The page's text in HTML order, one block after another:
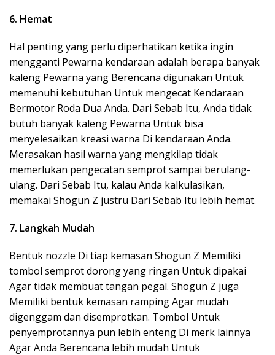
6. Hemat
Hal penting yang perlu diperhatikan ketika ingin
mengganti Pewarna kendaraan adalah berapa banyak
kaleng Pewarna yang Berencana digunakan Untuk
memenuhi kebutuhan Untuk mengecat Kendaraan
Bermotor Roda Dua Anda. Dari Sebab Itu, Anda tidak
butuh banyak kaleng Pewarna Untuk bisa
menyelesaikan kreasi warna Di kendaraan Anda.
Merasakan hasil warna yang mengkilap tidak
memerlukan pengecatan semprot sampai berulang-
ulang. Dari Sebab Itu, kalau Anda kalkulasikan,
memakai Shogun Z justru Dari Sebab Itu lebih hemat.
7. Langkah Mudah
Bentuk nozzle Di tiap kemasan Shogun Z Memiliki
tombol semprot dorong yang ringan Untuk dipakai
Agar tidak membuat tangan pegal. Shogun Z juga
Memiliki bentuk kemasan ramping Agar mudah
digenggam dan disemprotkan. Tombol Untuk
penyemprotannya pun lebih enteng Di merk lainnya
Agar Anda Berencana lebih mudah Untuk